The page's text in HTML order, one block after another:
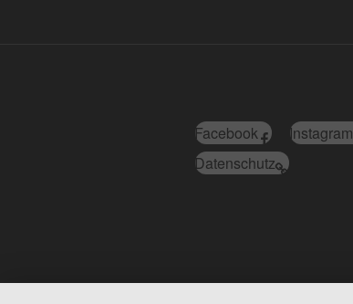
Facebook Instagram
Datenschutz